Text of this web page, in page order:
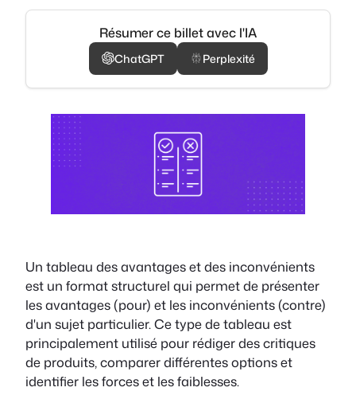
Résumer ce billet avec l'IA
ChatGPT Perplexité
Un tableau des avantages et des inconvénients
est un format structurel qui permet de présenter
les avantages (pour) et les inconvénients (contre)
d'un sujet particulier. Ce type de tableau est
principalement utilisé pour rédiger des critiques
de produits, comparer différentes options et
identifier les forces et les faiblesses.